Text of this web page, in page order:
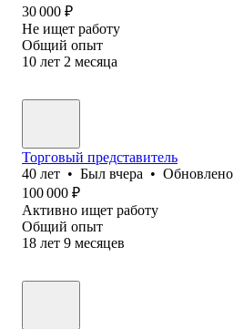
30 000 ₽
Не ищет работу
Общий опыт
10 лет 2 месяца
Торговый представитель
40 лет • Был вчера • Обновлено
100 000 ₽
Активно ищет работу
Общий опыт
18 лет 9 месяцев